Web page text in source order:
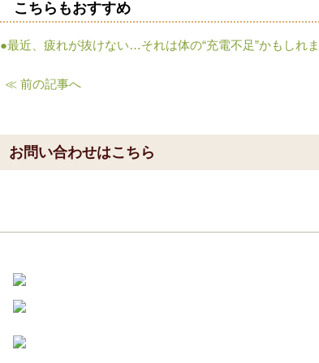
こちらもおすすめ
●最近、疲れが抜けない…それは体の“充電不足”かもしれ
≪ 前の記事へ
お問い合わせはこちら